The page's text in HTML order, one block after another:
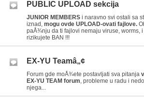
PUBLIC UPLOAD sekcija
JUNIOR MEMBERS i naravno svi ostali sa
iznad, mogu ovde UPLOAD-ovati fajlove.
paÅ¾nju da ti fajlovi nemaju viruse, worms, i
rizikujete BAN !!!
EX-YU Teamâ„¢
Forum gde moÅ¾ete postavljati sva pitanja
EX-YU TEAM forum , probleme u radu i
njega...